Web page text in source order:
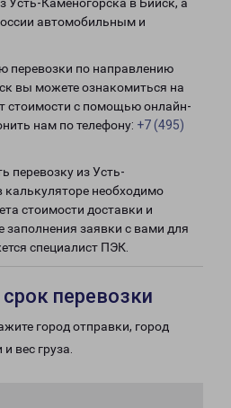
автомобильным и
перевозки по направлению
вы можете ознакомиться на
стоимости с помощью онлайн-
нам по телефону: +7 (495)
перевозку из Усть-
калькуляторе необходимо
стоимости доставки и
заполнения заявки с вами для
специалист ПЭК.
перевозки
город отправки, город
вес груза.